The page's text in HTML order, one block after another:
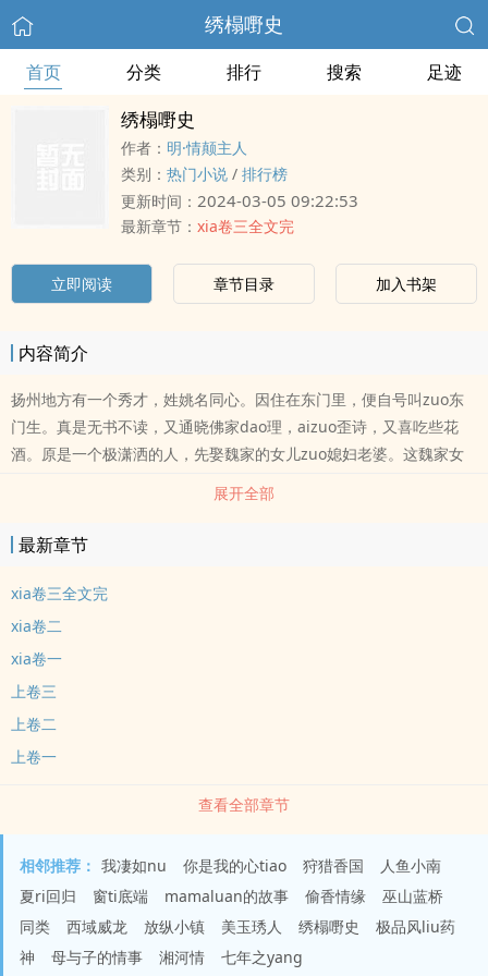
绣榻嘢史
首页 分类 排行 搜索 足迹
绣榻嘢史
作者： 明·情颠主人
类别： 热门小说 / 排行榜
更新时间： 2024-03-05 09:22:53
最新章节： xia卷三全文完
立即阅读 章节目录 加入书架
内容简介
扬州地方有一个秀才，姓姚名同心。因住在东门里，便自号叫zuo东
门生。真是无书不读，又通晓佛家dao理，aizuo歪诗，又喜吃些花
酒。原是一个极潇洒的人，先娶魏家的女儿zuo媳妇老婆。这魏家女
儿与东门生，都是甲子年间生人，容貌甚是丑陋，终ri里代病，故此
东门生鱼水上不得认意。后来到二十五岁上就死了，东门生前妻不
美，定要寻个极俊俏的zuo继室媳妇。…
展开全部
最新章节
xia卷三全文完
xia卷二
xia卷一
上卷三
上卷二
上卷一
查看全部章节
相邻推荐： 我凄如nu 你是我的心tiao 狩猎香国
人鱼小南
夏ri回归
窗ti底端 mamaluan的故事 偷香情缘
巫山蓝桥
同类
西域威龙 放纵小镇 美玉琇人 绣榻嘢史
极品风liu药
神
母与子的情事 湘河情 七年之yang